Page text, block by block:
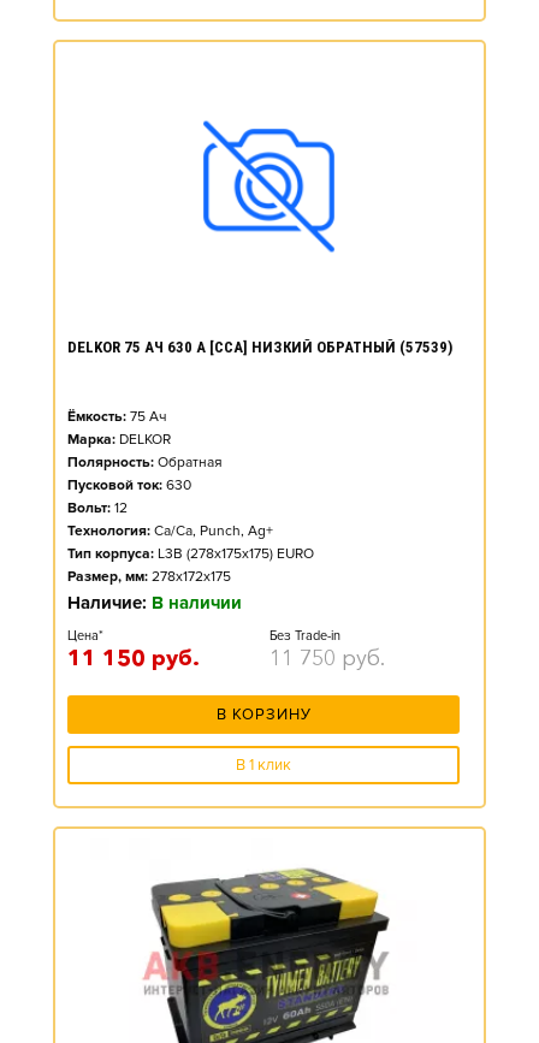
DELKOR 75 АЧ 630 А [CCA] НИЗКИЙ ОБРАТНЫЙ (57539)
Ёмкость: 75 Ач
Марка: DELKOR
Полярность: Обратная
Пусковой ток: 630
Вольт: 12
Технология: Ca/Ca, Punch, Ag+
Тип корпуса: L3B (278x175x175) EURO
Размер, мм: 278x172x175
Наличие: В наличии
Цена*
11 150 руб.
Без Trade-in
11 750 руб.
В КОРЗИНУ
В 1 клик